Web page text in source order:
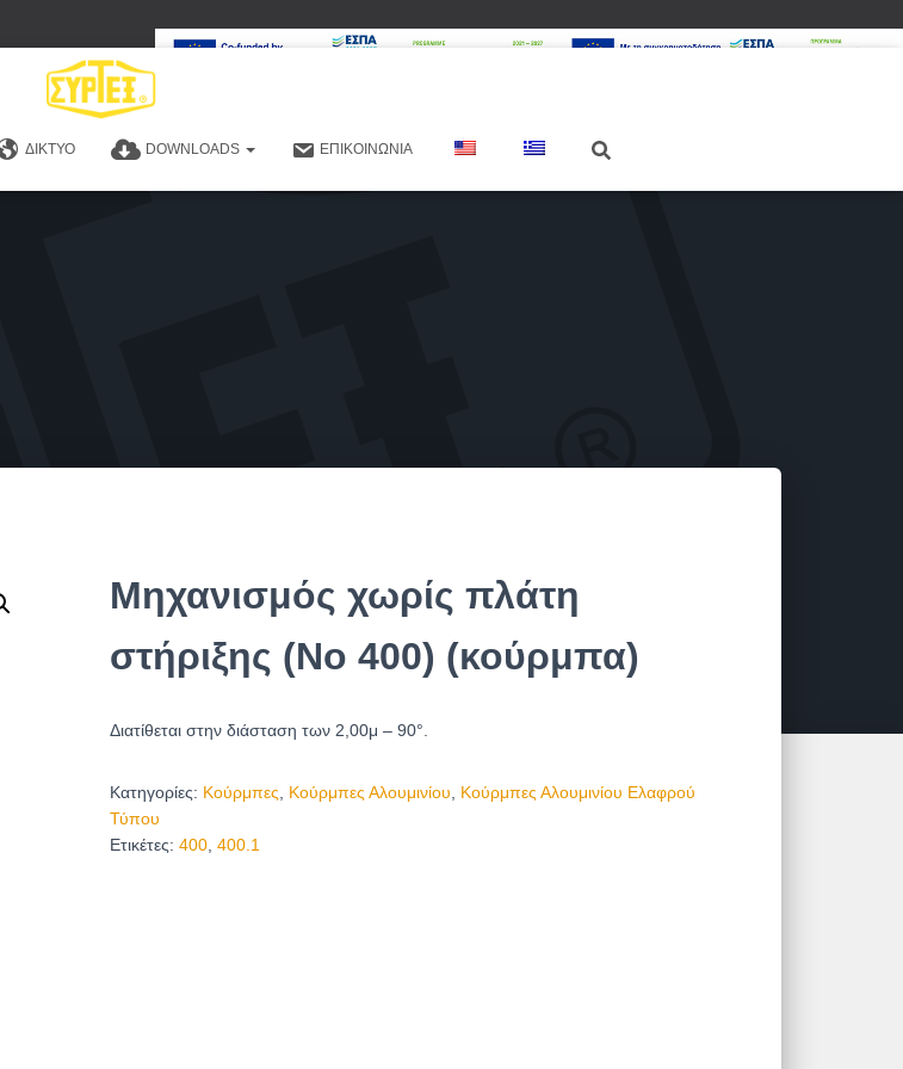
ΔΊΚΤΥΟ DOWNLOADS ΕΠΙΚΟΙΝΩΝΊΑ
Μηχανισμός χωρίς πλάτη
στήριξης (No 400) (κούρμπα)
Διατίθεται στην διάσταση των 2,00μ – 90°.
Κατηγορίες: Κούρμπες Κούρμπες Αλουμινίου
Κούρμπες Αλουμινίου Ελαφρού
Τύπου
Ετικέτες: 400 400.1